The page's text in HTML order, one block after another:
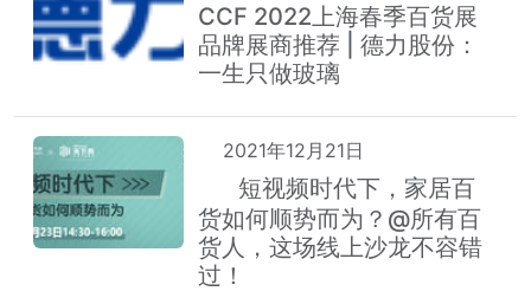
CCF 2022上海春季百货展
品牌展商推荐 | 德力股份：
一生只做玻璃
2021年12月21日
短视频时代下，家居百
货如何顺势而为？@所有百
货人，这场线上沙龙不容错
过！